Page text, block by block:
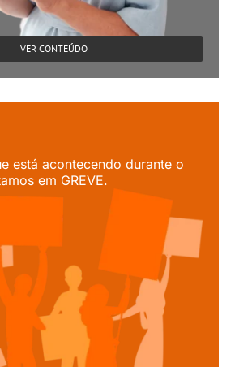
VER CONTEÚDO
está acontecendo durante o
em GREVE.